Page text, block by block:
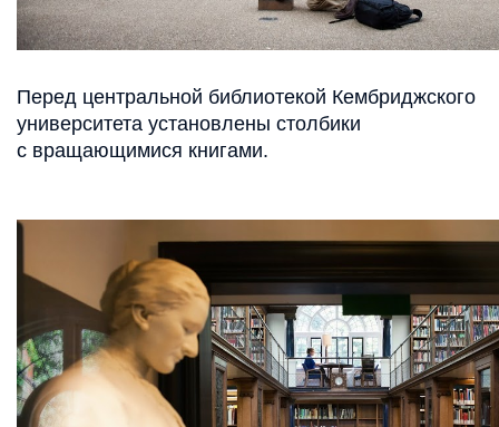
Перед центральной библиотекой Кембриджского
университета установлены столбики
с вращающимися книгами.